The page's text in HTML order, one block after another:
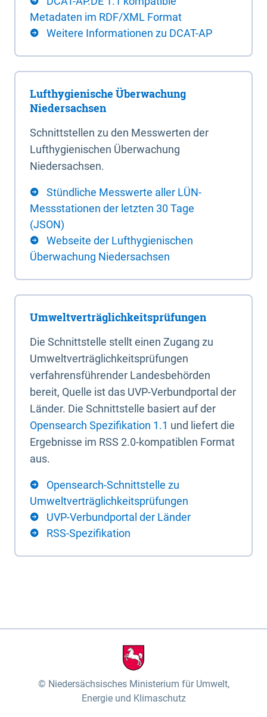
Metadaten im RDF/XML Format
Weitere Informationen zu DCAT-AP
Lufthygienische Überwachung
Niedersachsen
Schnittstellen zu den Messwerten der
Lufthygienischen Überwachung
Niedersachsen.
Stündliche Messwerte aller LÜN-
Messstationen der letzten 30 Tage
(JSON)
Webseite der Lufthygienischen
Überwachung Niedersachsen
Umweltverträglichkeitsprüfungen
Die Schnittstelle stellt einen Zugang zu
Umweltverträglichkeitsprüfungen
verfahrensführender Landesbehörden
bereit, Quelle ist das UVP-Verbundportal der
Länder. Die Schnittstelle basiert auf der
Opensearch Spezifikation 1.1 und liefert die
Ergebnisse im RSS 2.0-kompatiblen Format
aus.
Opensearch-Schnittstelle zu
Umweltverträglichkeitsprüfungen
UVP-Verbundportal der Länder
RSS-Spezifikation
Niedersächsisches Ministerium für Umwelt,
Energie und Klimaschutz